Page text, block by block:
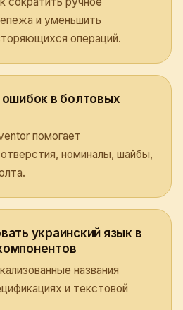
и уменьшить
операций.
ошибок в болтовых
помогает
номиналы, шайбы,
украинский язык в
названия
и текстовой